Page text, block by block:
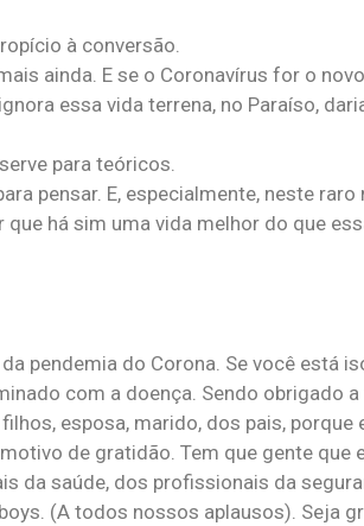
à conversão.
ainda. E se o Coronavírus for o
essa vida terrena, no Paraíso,
para teóricos.
pensar. E, especialmente, neste
há sim uma vida melhor do que
pendemia do Corona. Se você está
com a doença. Sendo obrigado
esposa, marido, dos pais,
de gratidão. Tem que gente que
da saúde, dos profissionais da
(A todos nossos aplausos). Seja